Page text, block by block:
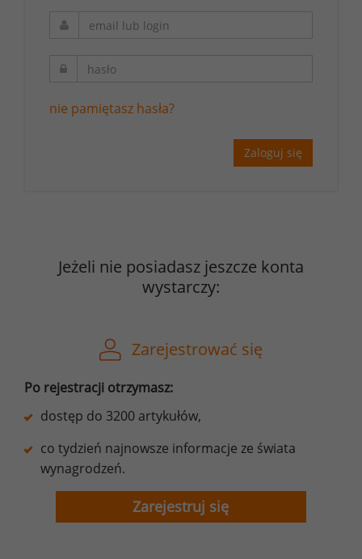
nie pamiętasz hasła?
Zaloguj się
Jeżeli nie posiadasz jeszcze konta
wystarczy:
Zarejestrować się
Po rejestracji otrzymasz:
dostęp do 3200 artykułów,
co tydzień najnowsze informacje ze świata
wynagrodzeń.
Zarejestruj się